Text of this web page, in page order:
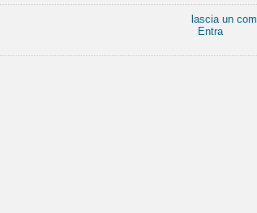
lascia un
Entra